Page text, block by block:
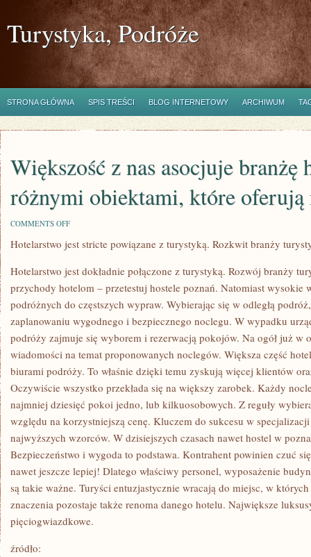
Turystyka, Podróże
STRONA GŁÓWNA SPIS TREŚCI BLOG INTERNETOWY ARCHIWUM
Większość z nas asocjuje branżę
różnymi obiektami, które oferują
COMMENTS OFFON
Z
BRANŻĘ
HOTELOWĄ
RÓŻNYMI
OBIEKTAMI,
KTÓRE
OFERUJĄ
NOCLEG
Hotelarstwo jest stricte powiązane z turystyką. Rozkwit branży
Hotelarstwo jest dokładnie połączone z turystyką. Rozwój branży
przychody hotelom – przetestuj hostele poznań. Natomiast wysokie
podróżnych do częstszych wypraw. Wybierając się w odległą
zaplanowaniu wygodnego i bezpiecznego noclegu. W wypadku
podróży zajmuje się wyborem i rezerwacją pokojów. Na ogół już w
wiadomości na temat proponowanych noclegów. Większa część
biurami podróży. To właśnie dzięki temu zyskują więcej klientów
Oczywiście wszystko przekłada się na większy zarobek. Każdy
najmniej dziesięć pokoi jedno, lub kilkuosobowych. Z reguły
względu na korzystniejszą cenę. Kluczem do sukcesu w
najwyższych wzorców. W dzisiejszych czasach nawet hostel w
Bezpieczeństwo i wygoda to podstawa. Kontrahent powinien czuć
nawet jeszcze lepiej! Dlatego właściwy personel, wyposażenie
są takie ważne. Turyści entuzjastycznie wracają do miejsc, w
znaczenia pozostaje także renoma danego hotelu. Największe
pięciogwiazdkowe.
źródło: